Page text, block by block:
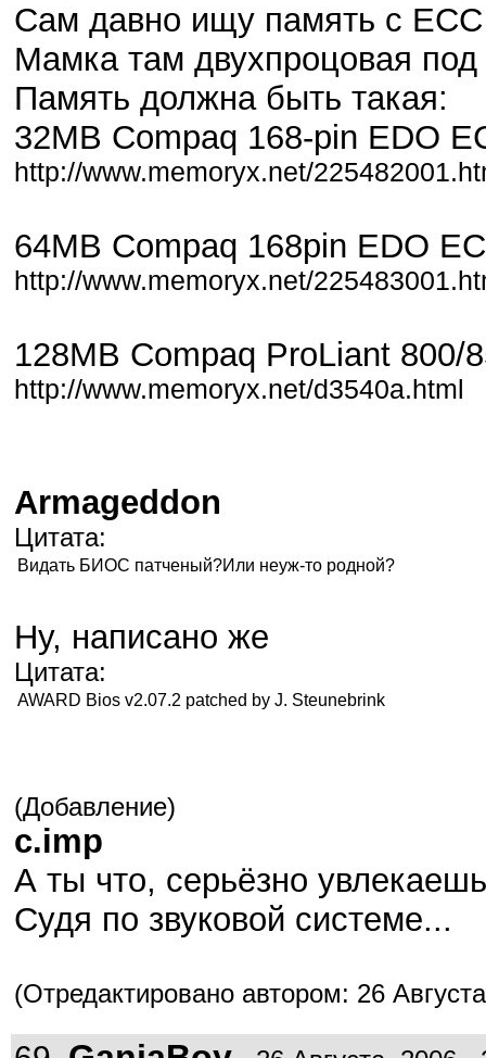
Сам давно ищу память с
Мамка там двухпроцовая
Память должна быть такая:
32MB Compaq 168-pin EDO
http://www.memoryx.net/
64MB Compaq 168pin EDO
http://www.memoryx.net/
128MB Compaq ProLiant 800/
http://www.memoryx.net/d3540a.html
Armageddon
Цитата:
Видать БИОС патченый?Или неуж-то родной?
Ну, написано же
Цитата:
AWARD Bios v2.07.2 patched by J. Steunebrink
(Добавление)
c.imp
А ты что, серьёзно
Судя по звуковой системе...
(Отредактировано автором: 26